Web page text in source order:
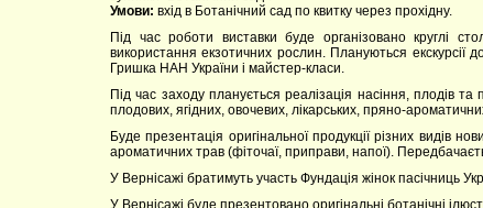
Умови: вхід в Ботанічний сад по квитку через прохідну.
Під час роботи виставки буде організовано круглі
використання екзотичних рослин. Плануються екскурсії
Гришка НАН України і майстер-класи.
Під час заходу планується реалізація насіння, плодів
плодових, ягідних, овочевих, лікарських, пряно-
Буде презентація оригінальної продукції різних видів
ароматичних трав (фіточаї, приправи, напої).
У Вернісажі братимуть участь Фундація жінок пасічниць
У Вернісажі буде презентовано оригінальні ботанічні